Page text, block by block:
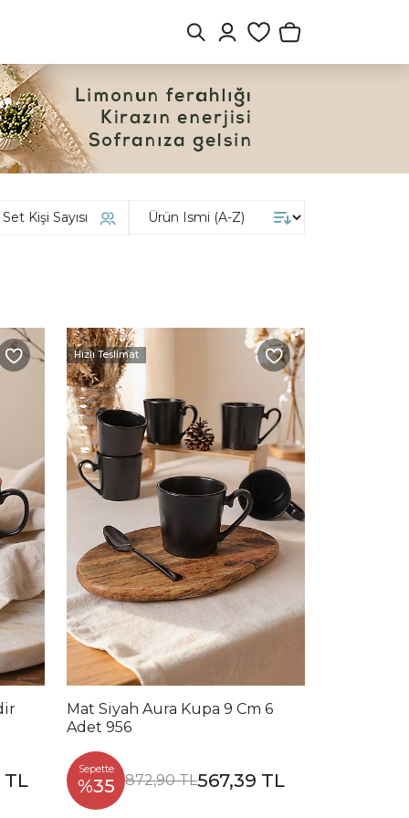
Set Kişi Sayısı
TL
Hızlı Teslimat
Mat Siyah Aura Kupa 9 Cm 6
Adet 956
Sepette
%35 872,90 TL567,39 TL